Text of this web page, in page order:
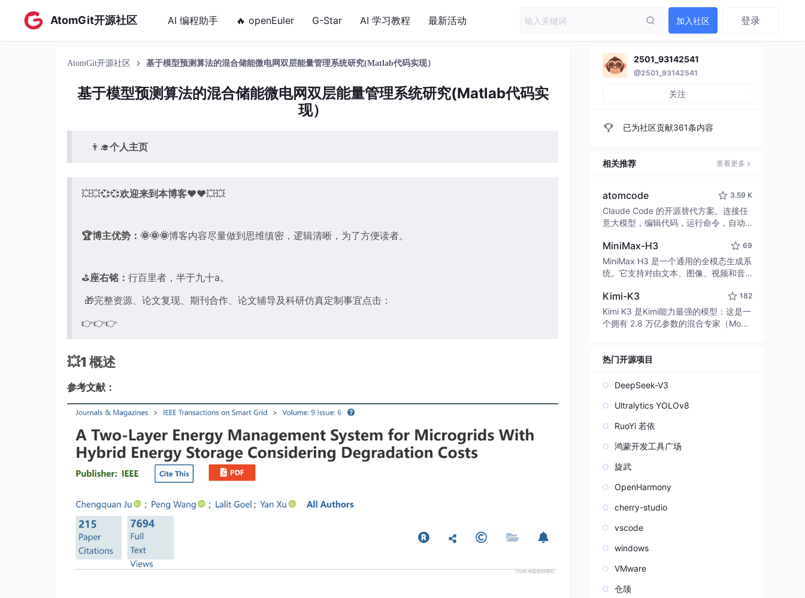
AtomGit开源社区 AI 编程助手 🔥 openEuler G-Star AI 学习教程 最新活动 加入社区 登录
AtomGit开源社区 基于模型预测算法的混合储能微电网双层能量管理系统研究(Matlab代码实现）
基于模型预测算法的混合储能微电网双层能量管理系统研究(Matlab代码实
现）
👨‍🎓个人主页
💥💥💞💞欢迎来到本博客❤️❤️💥💥
🏆博主优势： 🌞🌞🌞博客内容尽量做到思维缜密，逻辑清晰，为了方便读者。
⛳️座右铭： 行百里者，半于九十a。
🎁完整资源、论文复现、期刊合作、论文辅导及科研仿真定制事宜点击：
👉👉👉
💥1 概述
参考文献：
2501_93142541
@2501_93142541
关注
已为社区贡献361条内容
相关推荐 查看更多
atomcode 3.59 K
Claude Code 的开源替代方案。连接任
意大模型，编辑代码，运行命令，自动
致性能。 ｜ An open-source alternativ
e to Claude Code. Connect any LLM,
edit code, run commands, and verify
MiniMax-H3 69
MiniMax H3 是一个通用的全模态生成系
统。它支持对由文本、图像、视频和音
并能生成分辨率高达 2K、时长可达 15
秒的带原生立体声音频的视频。得益于
面向任务泛化的系统设计，H3 在预训练
模态指令。
Kimi-K3 182
Kimi K3 是Kimi能力最强的模型：这是一
个拥有 2.8 万亿参数的混合专家（Mo
热门开源项目
DeepSeek-V3
Ultralytics YOLOv8
RuoYi 若依
鸿蒙开发工具广场
旋武
OpenHarmony
cherry-studio
vscode
windows
VMware
仓颉